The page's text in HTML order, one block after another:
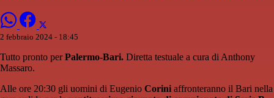
2 febbraio 2024 - 18:45
Tutto pronto perPalermo-Bari. Diretta testuale a cura di Anthony
Massaro.
Alle ore 20:30 gli uomini di Eugenio Corini affronteranno il Bari nella